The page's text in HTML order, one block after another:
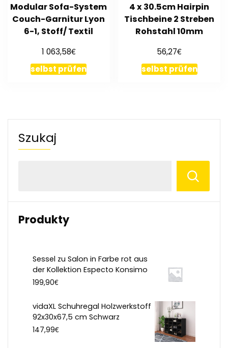
Modular Sofa-System
Couch-Garnitur Lyon
6-1, Stoff/ Textil
1 063,58€
selbst prüfen
4 x 30.5cm Hairpin
Tischbeine 2 Streben
Rohstahl 10mm
56,27€
selbst prüfen
Szukaj
Produkty
Sessel zu Salon in Farbe rot aus
der Kollektion Especto Konsimo
199,90€
vidaXL Schuhregal Holzwerkstoff
92x30x67,5 cm Schwarz
147,99€